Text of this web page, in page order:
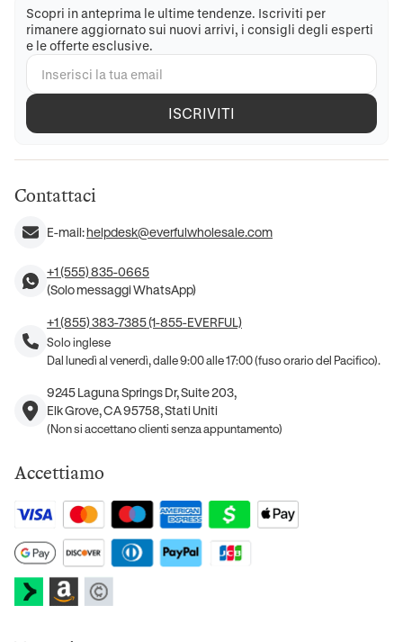
Scopri in anteprima le ultime tendenze. Iscriviti per
rimanere aggiornato sui nuovi arrivi, i consigli degli esperti
e le offerte esclusive.
ISCRIVITI
Contattaci
E-mail:helpdesk@everfulwholesale.com
+1 (555) 835-0665
(Solo messaggi WhatsApp)
+1 (855) 383-7385 (1-855-EVERFUL)
Solo inglese
Dal lunedì al venerdì, dalle 9:00 alle 17:00 (fuso orario del Pacifico).
9245 Laguna Springs Dr, Suite 203,
Elk Grove, CA 95758, Stati Uniti
(Non si accettano clienti senza appuntamento)
Accettiamo